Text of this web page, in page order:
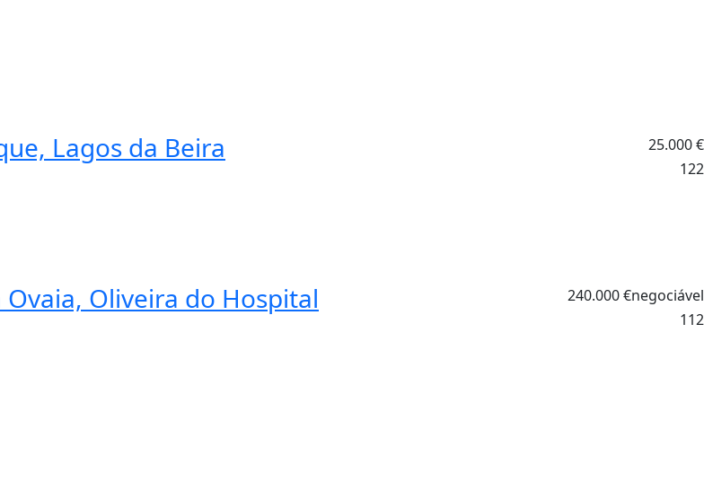
Lagos da Beira 25.000€
122
Oliveira do Hospital 240.000€negociável
112